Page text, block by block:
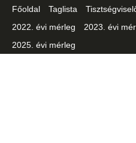
Főoldal Taglista
2022. évi mérleg
2023. évi
2025. évi mérleg